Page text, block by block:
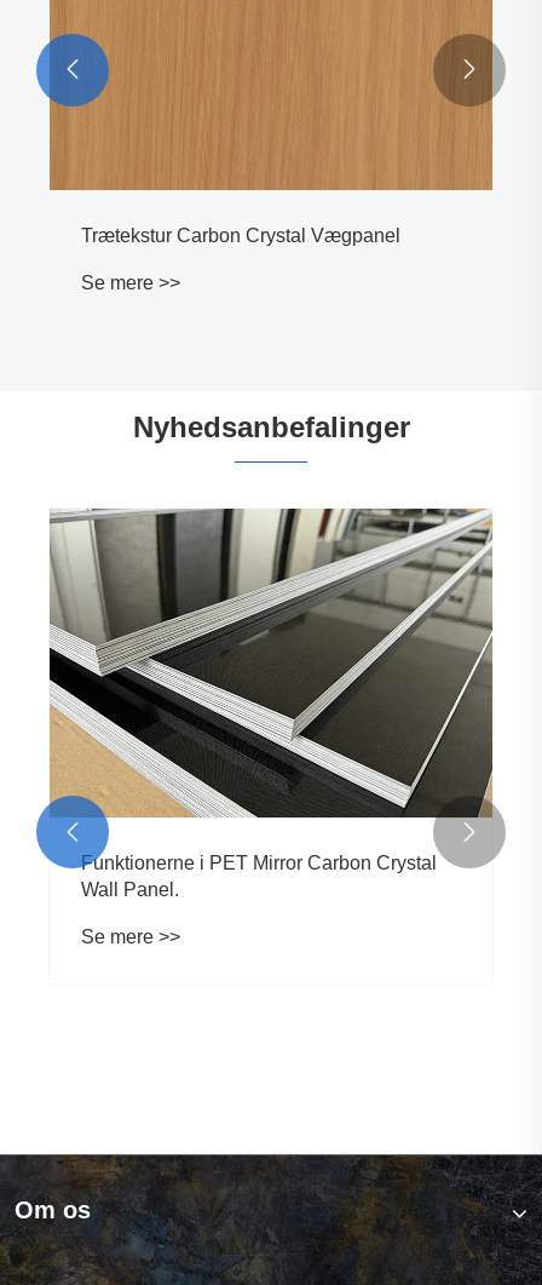
Trætekstur Carbon Crystal Vægpanel
Se mere >>
 
Nyhedsanbefalinger
Funktionerne i PET Mirror Carbon Crystal
Wall Panel.
Se mere >>
 
Om os